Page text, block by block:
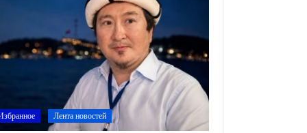
Лента новостей